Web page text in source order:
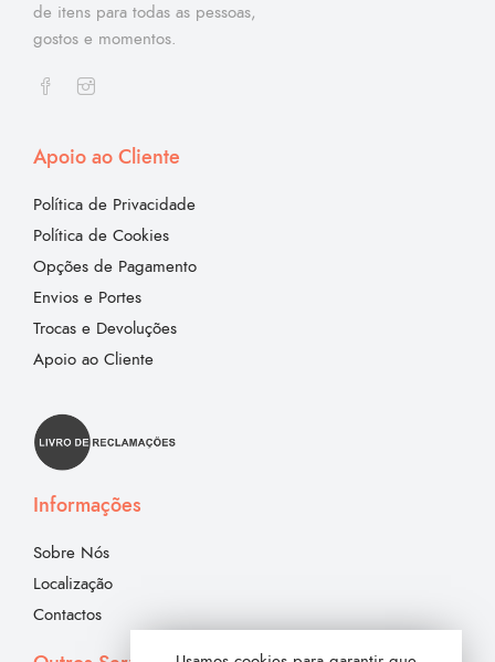
de itens para todas as pessoas,
gostos e momentos.
Apoio ao Cliente
Política de Privacidade
Política de Cookies
Opções de Pagamento
Envios e Portes
Trocas e Devoluções
Apoio ao Cliente
Informações
Sobre Nós
Localização
Contactos